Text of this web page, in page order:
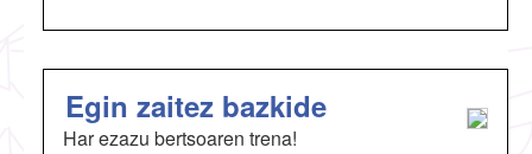
Egin zaitez bazkide
Har ezazu bertsoaren trena!